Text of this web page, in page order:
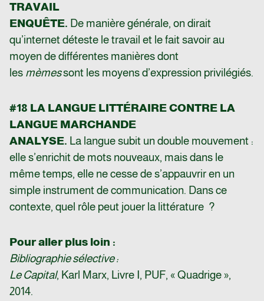
TRAVAIL
ENQUÊTE. De manière générale, on dirait
qu’internet déteste le travail et le fait savoir au
moyen de différentes manières dont
les mèmessont les moyens d’expression privilégiés.
#18 LA LANGUE LITTÉRAIRE CONTRE LA
LANGUE MARCHANDE
ANALYSE. La langue subit un double mouvement :
elle s’enrichit de mots nouveaux, mais dans le
même temps, elle ne cesse de s’appauvrir en un
simple instrument de communication. Dans ce
contexte, quel rôle peut jouer la littérature ?
Pour aller plus loin :
Bibliographie sélective :
Le Capital, Karl Marx, Livre I, PUF, « Quadrige »,
2014.